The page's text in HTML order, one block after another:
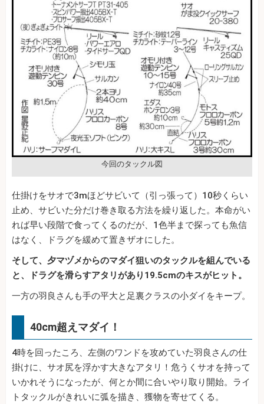
今回のタックル図
仕掛けをサオで3mほどサビいて（引っ張って）10秒くらい
止め、サビいた分だけ巻き取る方法を繰り返した。本命がい
れば早い段階で食ってくるのだが、1色半まで探っても魚信
はなく、ドラグを緩めて置きザオにした。
そして、夕マヅメからのマダイ狙いのタックルを組んでいる
と、ドラグを滑らすアタリがあり19.5cmのキスがヒット。
一方の羽良さんも手の平大と足裏クラスの小ダイをキープ。
40cm超えマダイ！
4時を回ったころ、左側のワンドを攻めていた羽良さんの仕
掛けに、サオ尻を浮かす大きなアタリ！危うくサオを持って
いかれそうになったが、何とか間に合いやり取り開始。ライ
トタックルがきれいに弧を描き、獲物を寄せてくる。